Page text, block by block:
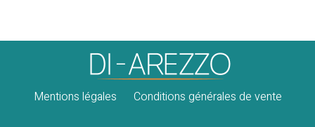
Mentions légales Conditions générales de vente